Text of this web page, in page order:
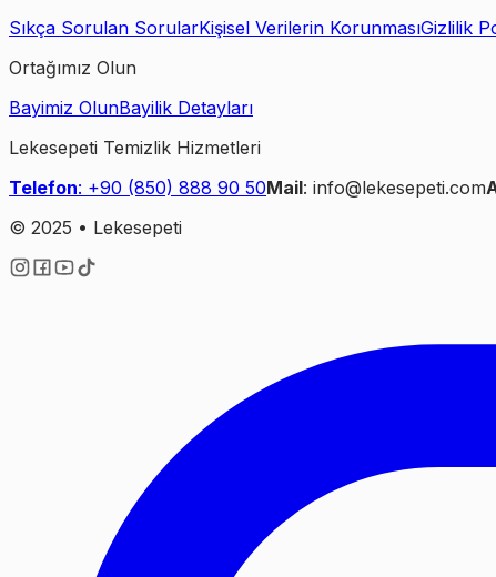
Sıkça Sorulan SorularKişisel Verilerin KorunmasıGizlilik
Ortağımız Olun
Bayimiz OlunBayilik Detayları
Lekesepeti Temizlik Hizmetleri
Telefon: +90 (850) 888 90 50Mail: info@lekesepeti.com
© 2025 • Lekesepeti